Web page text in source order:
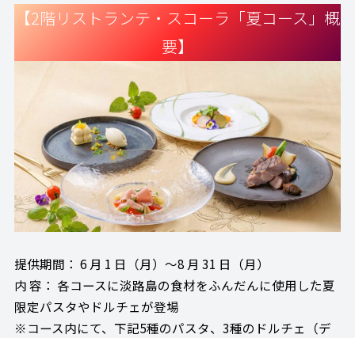
【2階リストランテ・スコーラ「夏コース」概
要】
提供期間： 6 月 1 日（月）～8 月 31 日（月）
内 容： 各コースに淡路島の食材をふんだんに使用した夏
限定パスタやドルチェが登場
※コース内にて、下記5種のパスタ、3種のドルチェ（デ